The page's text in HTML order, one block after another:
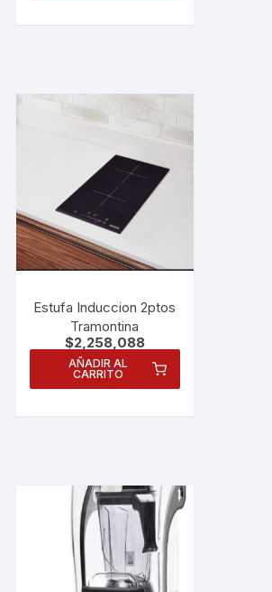
Estufa Induccion 2ptos
Tramontina
$2,258,088
AÑADIR AL
CARRITO